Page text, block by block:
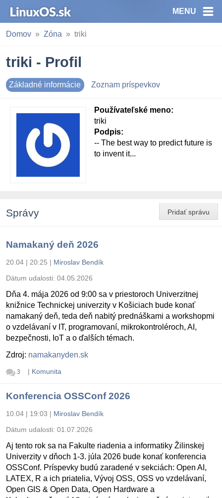
MENU
Domov Zóna triki
triki - Profil
Základné informácie Zoznam príspevkov
Používateľské meno:
triki
Podpis:
-- The best way to predict future is
to invent it...
Pridať správu
Správy
Namakaný deň 2026
20.04 | 20:25 | Miroslav Bendík
Dátum udalosti: 04.05.2026
Dňa 4. mája 2026 od 9:00 sa v priestoroch Univerzitnej
knižnice Technickej univerzity v Košiciach bude konať
namakaný deň, teda deň nabitý prednáškami a workshopmi
o vzdelávaní v IT, programovaní, mikrokontroléroch, AI,
bezpečnosti, IoT a o ďalších témach.
Zdroj: namakanyden.sk
3 | Komunita
Konferencia OSSConf 2026
10.04 | 19:03 | Miroslav Bendík
Dátum udalosti: 01.07.2026
Aj tento rok sa na Fakulte riadenia a informatiky Žilinskej
Univerzity v dňoch 1-3. júla 2026 bude konať konferencia
OSSConf. Príspevky budú zaradené v sekciách: Open AI,
LATEX, R a ich priatelia, Vývoj OSS, OSS vo vzdelávaní,
Open GIS & Open Data, Open Hardware a